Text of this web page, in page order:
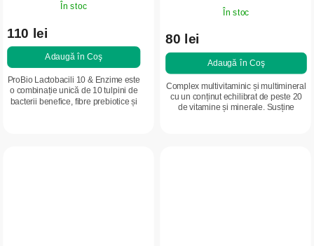
În stoc
110 lei
Adaugă în Coş
ProBio Lactobacili 10 & Enzime este
o combinație unică de 10 tulpini de
bacterii benefice, fibre prebiotice și
În stoc
80 lei
Adaugă în Coş
Complex multivitaminic și multimineral
cu un conținut echilibrat de peste 20
de vitamine și minerale. Susține